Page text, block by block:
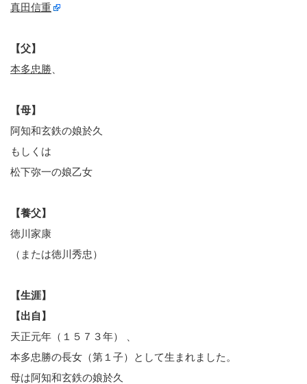
真田信重
【父】
本多忠勝
【母】
阿知和玄鉄の娘於久
もしくは
松下弥一の娘乙女
【養父】
徳川家康
（または徳川秀忠）
【生涯】
【出自】
天正元年（１５７３年） 、
本多忠勝の長女（第１子）として生まれました。
母は阿知和玄鉄の娘於久